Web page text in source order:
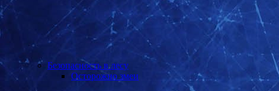
Безопасность в лесу
Осторожно змеи